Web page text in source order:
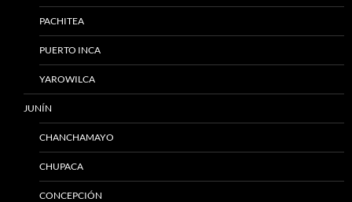
PACHITEA
PUERTO INCA
YAROWILCA
JUNÍN
CHANCHAMAYO
CHUPACA
CONCEPCIÓN